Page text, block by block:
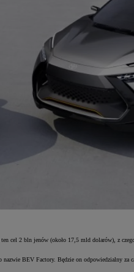
cel 2 bln jenów (około 17,5 mld dolarów), z
BEV Factory. Będzie on odpowiedzialny za